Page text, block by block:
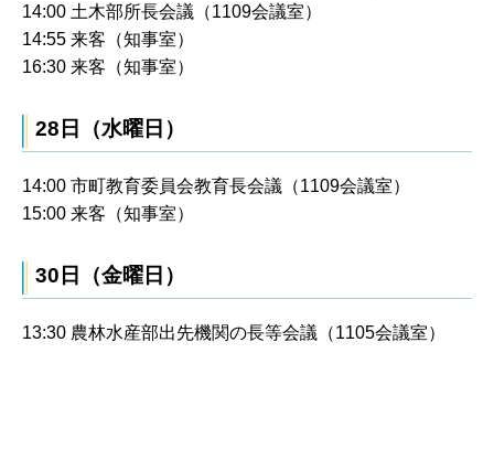
14:00 土木部所長会議（1109会議室）
14:55 来客（知事室）
16:30 来客（知事室）
28日（水曜日）
14:00 市町教育委員会教育長会議（1109会議室）
15:00 来客（知事室）
30日（金曜日）
13:30 農林水産部出先機関の長等会議（1105会議室）